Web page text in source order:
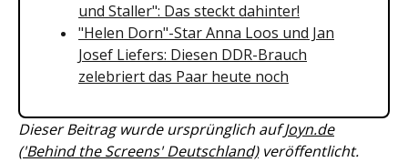
und Staller": Das steckt dahinter!
"Helen Dorn"-Star Anna Loos und Jan
Josef Liefers: Diesen DDR-Brauch
zelebriert das Paar heute noch
Dieser Beitrag wurde ursprünglich aufJoyn.de
('Behind the Screens' Deutschland)veröffentlicht.